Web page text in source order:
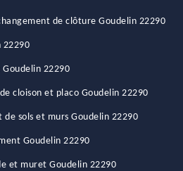
de clôture Goudelin 22290
22290
22290
cloison et placo Goudelin 22290
sols et murs Goudelin 22290
Goudelin 22290
et muret Goudelin 22290